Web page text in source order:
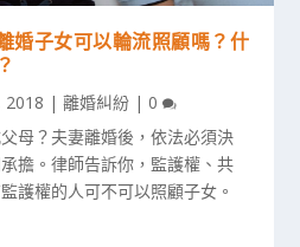
婚子女可以輪流照顧嗎？什
2018 |離婚糾紛 | 0
母？夫妻離婚後，依法必須決
擔。律師告訴你，監護權、共
護權的人可不可以照顧子女。